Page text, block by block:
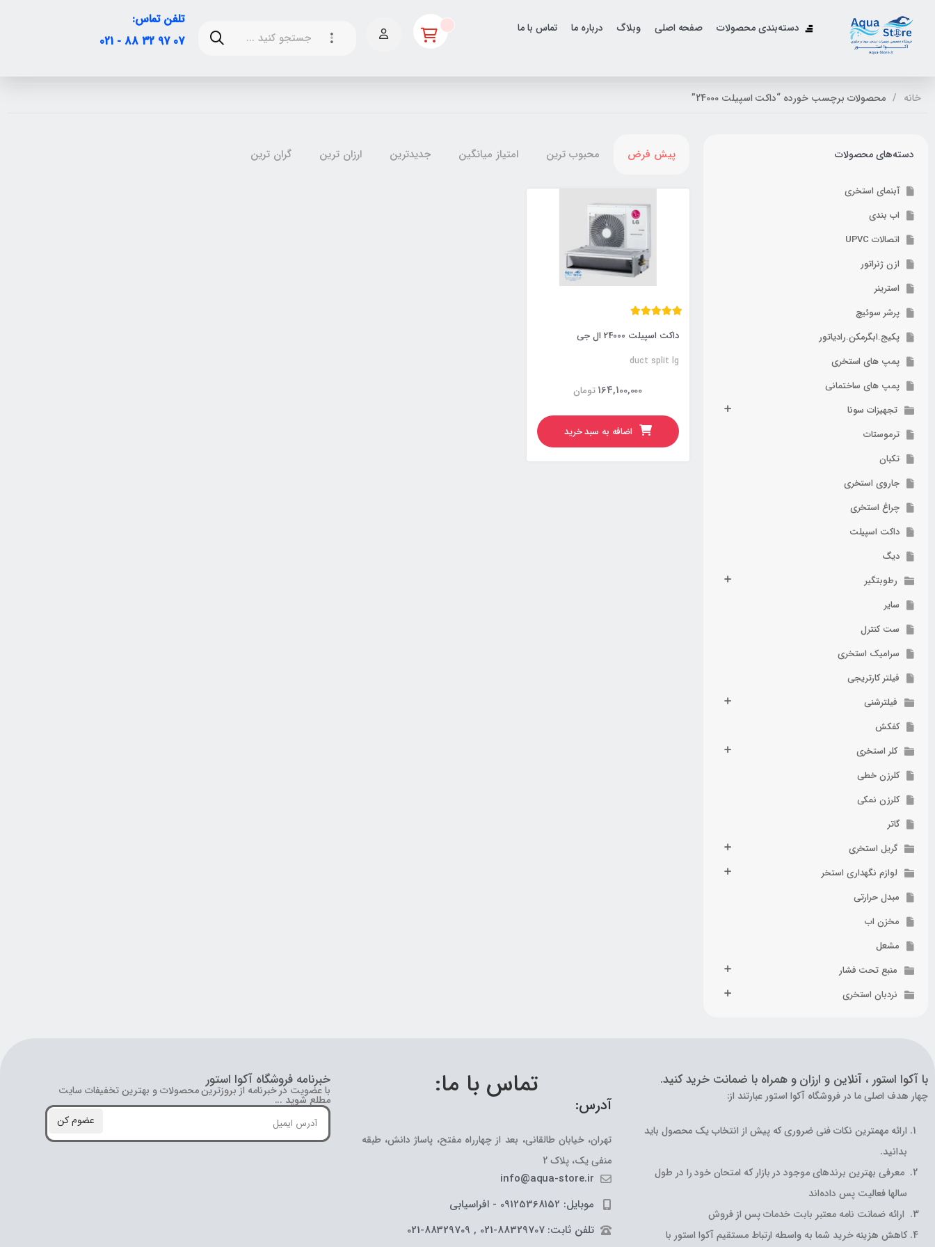
دسته‌بندی محصولات صفحه اصلی وبلاگ درباره ما تماس با ما
تلفن تماس:
07 97 32 88 - 021
خانه محصولات برچسب خورده “داکت اسپیلت 24000”
دسته‌های محصولات
آبنمای استخری
اب بندی
اتصالات UPVC
ازن ژنراتور
استرینر
پرشر سوئیچ
پکیج.ابگرمکن.رادیاتور
پمپ های استخری
پمپ های ساختمانی
تجهیزات سونا
ترموستات
تکبان
جاروی استخری
چراغ استخری
داکت اسپیلت
دیگ
رطوبتگیر
سایر
ست کنترل
سرامیک استخری
فیلتر کارتریجی
فیلترشنی
کفکش
کلر استخری
کلرزن خطی
کلرزن نمکی
گاتر
گریل استخری
لوازم نگهداری استخر
مبدل حرارتی
مخزن اب
مشعل
منبع تحت فشار
نردبان استخری
پیش فرض محبوب ترین امتیاز میانگین جدیدترین ارزان ترین گران ترین
داکت اسپیلت 24000 ال جی
duct split lg
تومان164,100,000
اضافه به سبد خرید
با آکوا استور ، آنلاین و ارزان و همراه با ضمانت خرید کنید.
چهار هدف اصلی ما در فروشگاه آکوا استور عبارتند از:
ارائه مهمترین نکات فنی ضروری که پیش از انتخاب یک محصول باید
بدانید.
معرفی بهترین برندهای موجود در بازار که امتحان خود را در طول
سالها فعالیت پس داده‌اند
ارائه ضمانت نامه معتبر بابت خدمات پس از فروش
کاهش هزینه خرید شما به واسطه ارتباط مستقیم آکوا استور با
تماس با ما:
آدرس:
تهران، خیابان طالقانی، بعد از چهارراه مفتح، پاساژ دانش، طبقه
منفی یک، پلاک 2
info@aqua-store.ir
موبایل: 09125368152 - افراسیابی
تلفن ثابت: 88329707-021 , 88329709-021
خبرنامه فروشگاه آکوا استور
با عضویت در خبرنامه از بروز‌ترین محصولات و بهترین تخفیفات سایت
مطلع شوید ...
عضوم کن